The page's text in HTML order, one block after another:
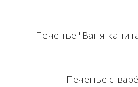
Печенье "Ваня-
Печенье с